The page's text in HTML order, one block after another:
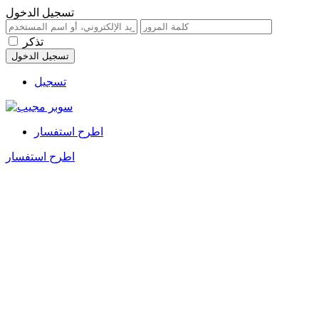
تسجيل الدخول
تذكر
تسجيل
اطرح استفسار
اطرح استفسار